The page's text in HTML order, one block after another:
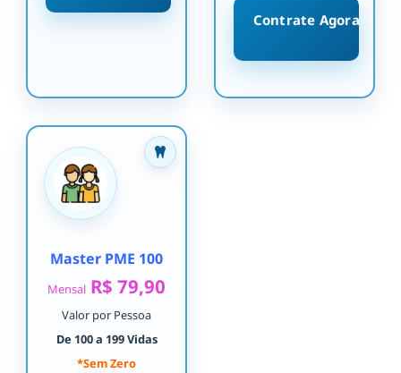
Contrate Agora
Master PME 100
Mensal R$ 79,90
Valor por Pessoa
De 100 a 199 Vidas
*Sem Zero